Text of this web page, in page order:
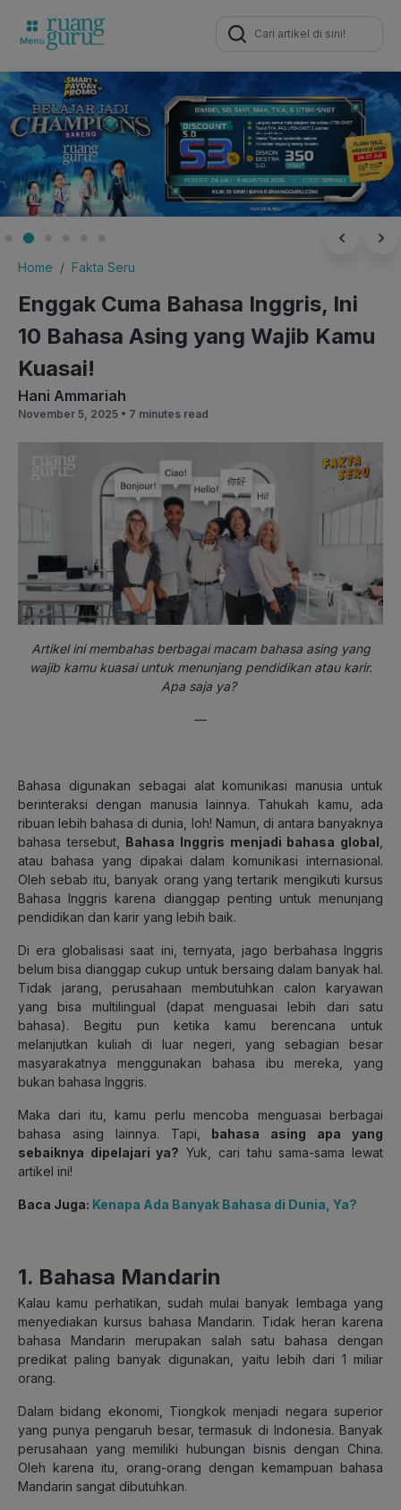
Search
for:
Home Fakta Seru
Enggak Cuma Bahasa Inggris, Ini
10 Bahasa Asing yang Wajib Kamu
Kuasai!
Hani Ammariah
November 5, 2025 • 7 minutes read
Artikel ini membahas berbagai macam bahasa asing yang
wajib kamu kuasai untuk menunjang pendidikan atau karir.
Apa saja ya?
—
Bahasa digunakan sebagai alat komunikasi manusia untuk
berinteraksi dengan manusia lainnya. Tahukah kamu, ada
ribuan lebih bahasa di dunia, loh! Namun, di antara banyaknya
bahasa tersebut, Bahasa Inggris menjadi bahasa global
atau bahasa yang dipakai dalam komunikasi internasional.
Oleh sebab itu, banyak orang yang tertarik mengikuti kursus
Bahasa Inggris karena dianggap penting untuk menunjang
pendidikan dan karir yang lebih baik.
Di era globalisasi saat ini, ternyata, jago berbahasa Inggris
belum bisa dianggap cukup untuk bersaing dalam banyak hal.
Tidak jarang, perusahaan membutuhkan calon karyawan
yang bisa multilingual (dapat menguasai lebih dari satu
bahasa). Begitu pun ketika kamu berencana untuk
melanjutkan kuliah di luar negeri, yang sebagian besar
masyarakatnya menggunakan bahasa ibu mereka, yang
bukan bahasa Inggris.
Maka dari itu, kamu perlu mencoba menguasai berbagai
bahasa asing lainnya. Tapi, bahasa asing apa yang
sebaiknya dipelajari ya? Yuk, cari tahu sama-sama lewat
artikel ini!
Baca Juga: Kenapa Ada Banyak Bahasa di Dunia, Ya?
1. Bahasa Mandarin
Kalau kamu perhatikan, sudah mulai banyak lembaga yang
menyediakan kursus bahasa Mandarin. Tidak heran karena
bahasa Mandarin merupakan salah satu bahasa dengan
predikat paling banyak digunakan, yaitu lebih dari 1 miliar
orang.
Dalam bidang ekonomi, Tiongkok menjadi negara superior
yang punya pengaruh besar, termasuk di Indonesia. Banyak
perusahaan yang memiliki hubungan bisnis dengan China.
Oleh karena itu, orang-orang dengan kemampuan bahasa
Mandarin sangat dibutuhkan.